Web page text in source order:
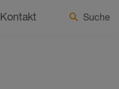
Land / Sprache wählen
Kontakt Suche